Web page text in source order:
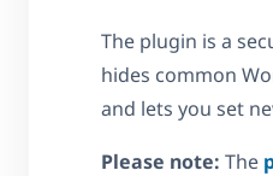
The plugin is a
hides common
and lets you set
Please note: The